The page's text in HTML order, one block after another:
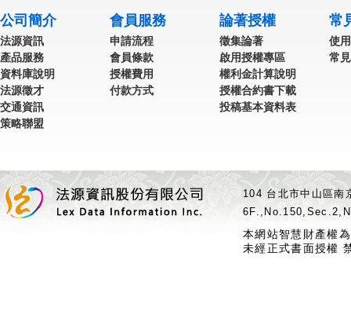
公司簡介
法源資訊
產品服務
資料庫說明
法源徵才
交通資訊
策略聯盟
會員服務
申請流程
會員條款
授權費用
付款方式
論著授權
徵集論著
啟用授權專區
權利金計算說明
授權合約書下載
投稿基本資料表
常
使
常
104 台北市中山區
本網站智慧財產權
未經正式書面授權